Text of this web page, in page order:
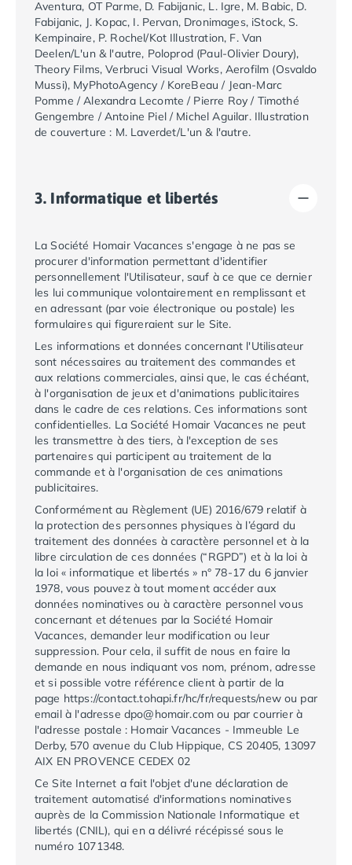
Camping Argelès-sur-Mer
Camping Canet-en-Roussillon
Camping Collioure
Camping Le Barcarès
Camping Perpignan
Camping Saint-Cyprien
Camping Limousin
Camping Midi-Pyrénées
Camping Millau
Camping Nant
Camping Saint-Amans-des-Cots
Camping Gers
Camping Lot
Camping Lot-et-Garonne
Camping Tarn
Camping Nord-Pas-de-Calais
Camping Pas-de-Calais
Camping Berck
Camping Boulogne-sur-Mer
Camping Le Portel
Camping Le Touquet
Camping Merlimont
Camping Pays de la Loire
Camping Loire-Atlantique
Camping Guerande
Camping La Baule-Escoublac
Camping La Turballe
Camping Nantes
Camping Pornic
Camping Pornichet
Camping Saint Nazaire
Camping Maine-et-Loire
Camping Saumur
Camping Vendée
Camping Jard-sur-Mer
Camping La Roche-sur-Yon
Camping La-Tranche-sur-Mer
Camping Les Sables d'Olonne
Camping Noirmoutier
Camping Saint-Gilles-Croix-de-Vie
Camping Saint-Hilaire-De-Riez
Aventura, OT Parme, D. Fabijanic, L. Igre, M. Babic, D.
Fabijanic, J. Kopac, I. Pervan, Dronimages, iStock, S.
Kempinaire, P. Rochel/Kot Illustration, F. Van
Deelen/L'un & l'autre, Poloprod (Paul-Olivier Doury),
Theory Films, Verbruci Visual Works, Aerofilm (Osvaldo
Mussi), MyPhotoAgency / KoreBeau / Jean-Marc
Pomme / Alexandra Lecomte / Pierre Roy / Timothé
Gengembre / Antoine Piel / Michel Aguilar. Illustration
de couverture : M. Laverdet/L'un & l'autre.
3. Informatique et libertés
La Société Homair Vacances s'engage à ne pas se
procurer d'information permettant d'identifier
personnellement l'Utilisateur, sauf à ce que ce dernier
les lui communique volontairement en remplissant et
en adressant (par voie électronique ou postale) les
formulaires qui figureraient sur le Site.
Les informations et données concernant l'Utilisateur
sont nécessaires au traitement des commandes et
aux relations commerciales, ainsi que, le cas échéant,
à l'organisation de jeux et d'animations publicitaires
dans le cadre de ces relations. Ces informations sont
confidentielles. La Société Homair Vacancesne peut
les transmettre à des tiers, à l'exception de ses
partenaires qui participent au traitement de la
commande et à l'organisation de ces animations
publicitaires.
Conformément au Règlement (UE) 2016/679 relatif à
la protection des personnes physiques à l’égard du
traitement des données à caractère personnel et à la
libre circulation de ces données (“RGPD”) et à la loi à
la loi « informatique et libertés » n° 78-17 du 6 janvier
1978, vous pouvez à tout moment accéder aux
données nominatives ou à caractère personnel vous
concernant et détenues par la Société Homair
Vacances, demander leur modification ou leur
suppression. Pour cela, il suffit de nous en faire la
demande en nous indiquant vos nom, prénom, adresse
et si possible votre référence client à partir de la
page https://contact.tohapi.fr/hc/fr/requests/newou par
email à l'adresse dpo@homair.com ou par courrier à
l'adresse postale : Homair Vacances - Immeuble Le
Derby, 570 avenue du Club Hippique, CS 20405, 13097
AIX EN PROVENCE CEDEX 02
Ce Site Internet a fait l'objet d'une déclaration de
traitement automatisé d'informations nominatives
auprès de la Commission Nationale Informatique et
libertés (CNIL), qui en a délivré récépissé sous le
numéro 1071348.